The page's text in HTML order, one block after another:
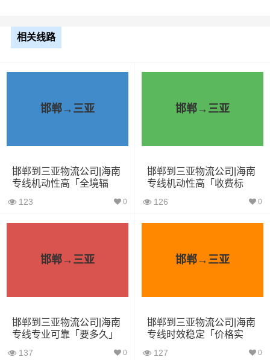
3.8米货车
4.2米货车 22立方 5吨 4.2×2.4×2.5
5.2米货车
9.6米货车 58立方 18吨 9.6×2.4×2.5
不靠谱的物流公司，可能会面临以下风险和损失：
1、包裹丢失或损坏：不靠谱的物流公司可能会在运输过程
相关线路
邯郸→三亚
邯郸到三亚物流公司|海南
专线机动性高「全境辐
123 0
邯郸→三亚
邯郸到三亚物流公司|海南
专线机动性高「收费标
126 0
邯郸→三亚
邯郸到三亚物流公司|海南
专线专业可靠「要多久」
137 0
邯郸→三亚
邯郸到三亚物流公司|海南
专线时效稳定「价格实
127 0